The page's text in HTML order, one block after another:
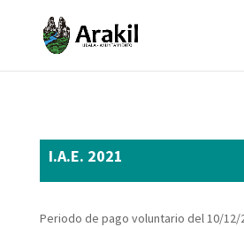
I.A.E. 2021
Periodo de pago voluntario del 10/12/